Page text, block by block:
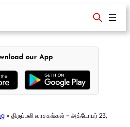
our App
» திருப்பலி வாசகங்கள் – அக்டோபர் 23,